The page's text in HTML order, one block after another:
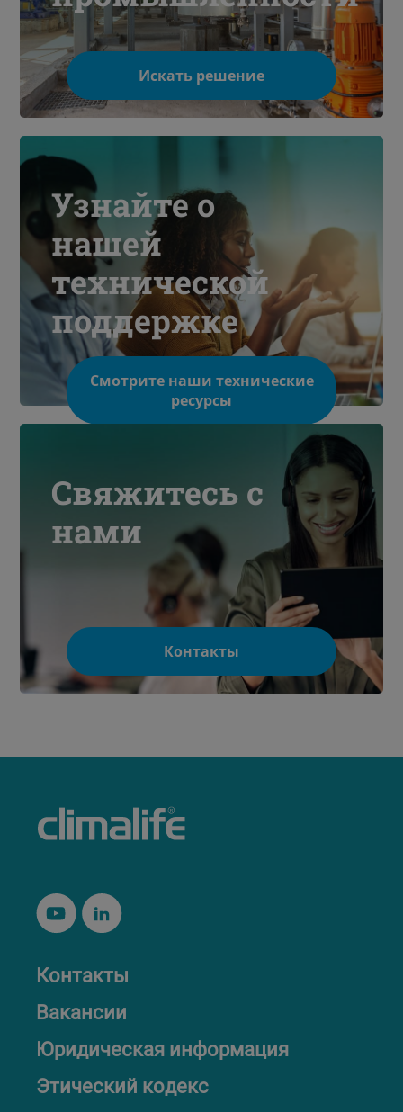
Искать решение
Узнайте о
нашей
технической
поддержке
Смотрите наши технические
ресурсы
Свяжитесь с
нами
Контакты
Контакты
Вакансии
Юридическая информация
Этический кодекс